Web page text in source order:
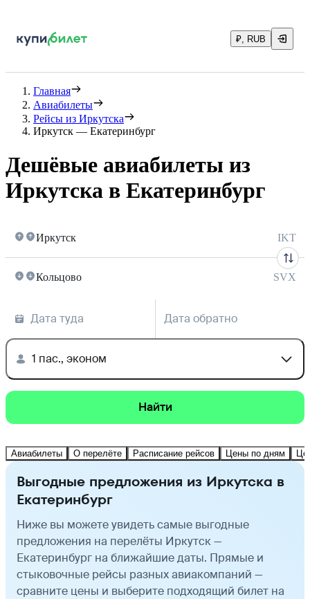
₽, RUB
Главная
Авиабилеты
Рейсы из Иркутска
Иркутск — Екатеринбург
Дешёвые авиабилеты из
Иркутска в Екатеринбург
Иркутск IKT
Кольцово SVX
Дата туда Дата обратно
1 пас., эконом
Найти
Авиабилеты О перелёте Расписание рейсов Цены по дням
Выгодные предложения из Иркутска в
Екатеринбург
Ниже вы можете увидеть самые выгодные
предложения на перелёты Иркутск —
Екатеринбург на ближайшие даты. Прямые и
стыковочные рейсы разных авиакомпаний —
сравните цены и выберите подходящий билет на